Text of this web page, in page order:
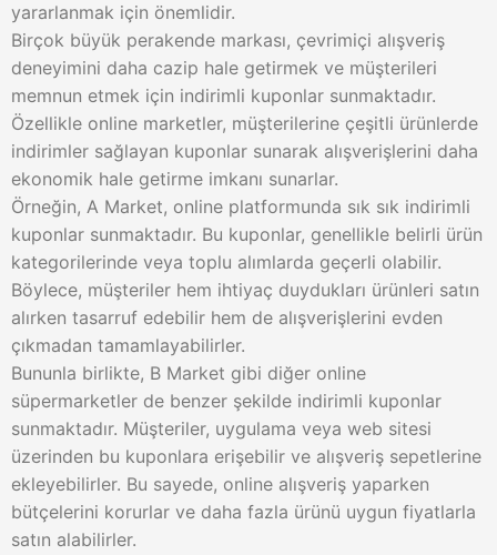
yararlanmak için önemlidir.
Birçok büyük perakende markası, çevrimiçi alışveriş
deneyimini daha cazip hale getirmek ve müşterileri
memnun etmek için indirimli kuponlar sunmaktadır.
Özellikle online marketler, müşterilerine çeşitli ürünlerde
indirimler sağlayan kuponlar sunarak alışverişlerini daha
ekonomik hale getirme imkanı sunarlar.
Örneğin, A Market, online platformunda sık sık indirimli
kuponlar sunmaktadır. Bu kuponlar, genellikle belirli ürün
kategorilerinde veya toplu alımlarda geçerli olabilir.
Böylece, müşteriler hem ihtiyaç duydukları ürünleri satın
alırken tasarruf edebilir hem de alışverişlerini evden
çıkmadan tamamlayabilirler.
Bununla birlikte, B Market gibi diğer online
süpermarketler de benzer şekilde indirimli kuponlar
sunmaktadır. Müşteriler, uygulama veya web sitesi
üzerinden bu kuponlara erişebilir ve alışveriş sepetlerine
ekleyebilirler. Bu sayede, online alışveriş yaparken
bütçelerini korurlar ve daha fazla ürünü uygun fiyatlarla
satın alabilirler.